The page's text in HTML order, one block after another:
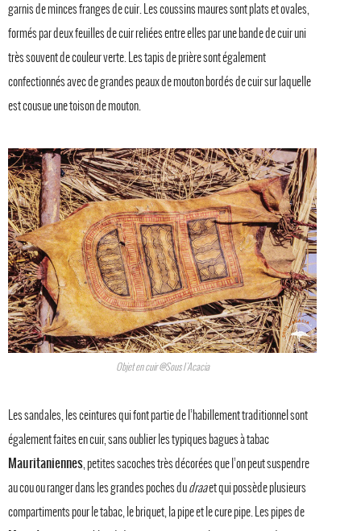
garnis de minces franges de cuir. Les coussins maures sont plats et ovales,
formés par deux feuilles de cuir reliées entre elles par une bande de cuir uni
très souvent de couleur verte. Les tapis de prière sont également
confectionnés avec de grandes peaux de mouton bordés de cuir sur laquelle
est cousue une toison de mouton.
Objet en cuir @Sous l'Acacia
Les sandales, les ceintures qui font partie de l’habillement traditionnel sont
également faites en cuir, sans oublier les typiques bagues à tabac
Mauritaniennes, petites sacoches très décorées que l’on peut suspendre
au cou ou ranger dans les grandes poches dudraaet qui possède plusieurs
compartiments pour le tabac, le briquet, la pipe et le cure pipe. Les pipes de